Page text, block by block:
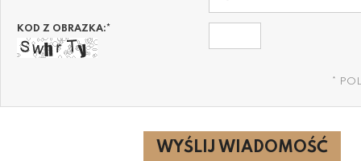
KOD Z OBRAZKA:*
*
WYŚLIJ WIADOMOŚĆ